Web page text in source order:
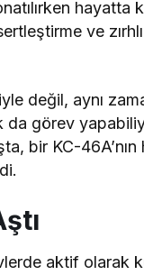
hayatta
ve
değil, aynı
görev
bir KC-46A’nın
aktif olarak